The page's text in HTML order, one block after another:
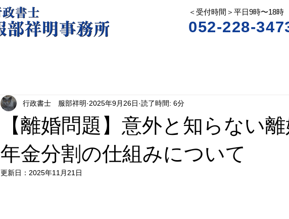
＜受付時間＞平日9時〜18時
052-228-
【離婚問題】意外と知らない
年金分割の仕組みについて
行政書士 服部祥明 2025年9月26日 読了時間: 6分
更新日： 2025年11月21日